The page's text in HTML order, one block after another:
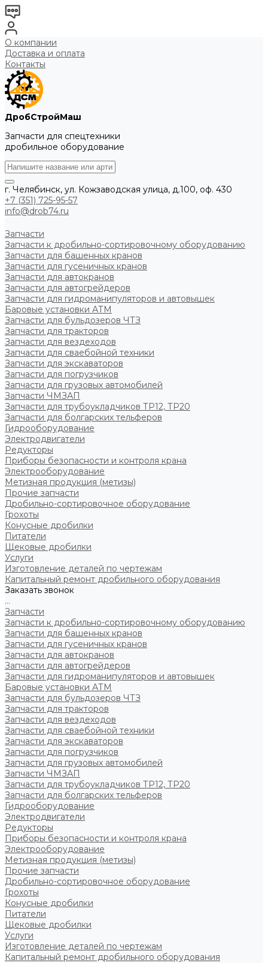
О компании
Доставка и оплата
Контакты
ДробСтройМаш
Запчасти для спецтехники
дробильное оборудование
г. Челябинск, ул. Кожзаводская улица, д.100, оф. 430
+7 (351) 725-95-57
info@drob74.ru
Запчасти
Запчасти к дробильно-сортировочному оборудованию
Запчасти для башенных кранов
Запчасти для гусеничных кранов
Запчасти для автокранов
Запчасти для автогрейдеров
Запчасти для гидроманипуляторов и автовышек
Баровые установки АТМ
Запчасти для бульдозеров ЧТЗ
Запчасти для тракторов
Запчасти для вездеходов
Запчасти для сваебойной техники
Запчасти для экскаваторов
Запчасти для погрузчиков
Запчасти для грузовых автомобилей
Запчасти ЧМЗАП
Запчасти для трубоукладчиков ТР12, ТР20
Запчасти для болгарских тельферов
Гидрооборудование
Электродвигатели
Редукторы
Приборы безопасности и контроля крана
Электрооборудование
Метизная продукция (метизы)
Прочие запчасти
Дробильно-сортировочное оборудование
Грохоты
Конусные дробилки
Питатели
Щековые дробилки
Услуги
Изготовление деталей по чертежам
Капитальный ремонт дробильного оборудования
Заказать звонок
...
Запчасти
Запчасти к дробильно-сортировочному оборудованию
Запчасти для башенных кранов
Запчасти для гусеничных кранов
Запчасти для автокранов
Запчасти для автогрейдеров
Запчасти для гидроманипуляторов и автовышек
Баровые установки АТМ
Запчасти для бульдозеров ЧТЗ
Запчасти для тракторов
Запчасти для вездеходов
Запчасти для сваебойной техники
Запчасти для экскаваторов
Запчасти для погрузчиков
Запчасти для грузовых автомобилей
Запчасти ЧМЗАП
Запчасти для трубоукладчиков ТР12, ТР20
Запчасти для болгарских тельферов
Гидрооборудование
Электродвигатели
Редукторы
Приборы безопасности и контроля крана
Электрооборудование
Метизная продукция (метизы)
Прочие запчасти
Дробильно-сортировочное оборудование
Грохоты
Конусные дробилки
Питатели
Щековые дробилки
Услуги
Изготовление деталей по чертежам
Капитальный ремонт дробильного оборудования